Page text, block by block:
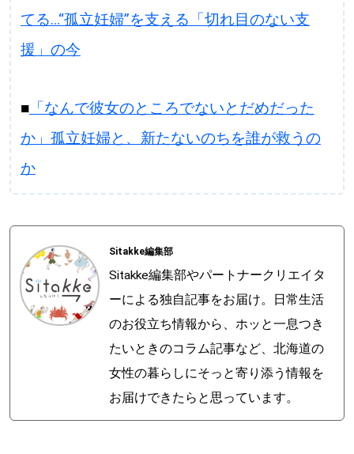
てる…“孤立妊婦”を支える「切れ目のない支
援」の今
■「なんで彼女のところでないとだめだった
か」孤立妊婦と、新たないのちを誰が救うの
か
Sitakke編集部
Sitakke編集部やパートナークリエイタ
ーによる独自記事をお届け。日常生活
のお役立ち情報から、ホッと一息つき
たいときのコラム記事など、北海道の
女性の暮らしにそっと寄り添う情報を
お届けできたらと思っています。